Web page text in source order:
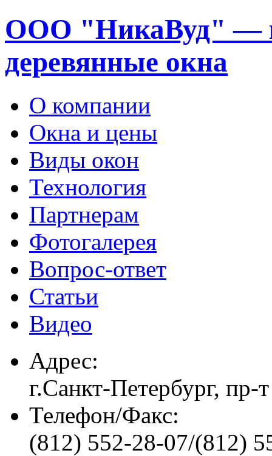
ООО "НикаВуд" —
деревянные окна
О компании
Окна и цены
Виды окон
Технология
Партнерам
Фотогалерея
Вопрос-ответ
Статьи
Видео
Адрес:
г.Санкт-Петербург, пр-
Телефон/Факс:
(812) 552-28-07/(812)